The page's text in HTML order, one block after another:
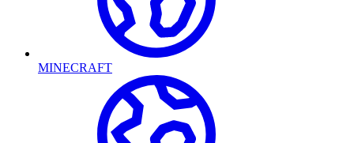
MINECRAFT